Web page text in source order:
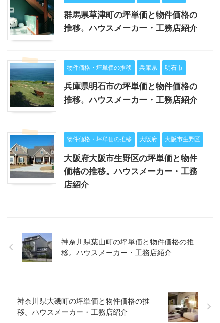
群馬県草津町の坪単価と物件価格の
推移。ハウスメーカー・工務店紹介
物件価格・坪単価の推移 兵庫県 明石市
兵庫県明石市の坪単価と物件価格の
推移。ハウスメーカー・工務店紹介
物件価格・坪単価の推移 大阪府 大阪市生野区
大阪府大阪市生野区の坪単価と物件
価格の推移。ハウスメーカー・工務
店紹介
神奈川県葉山町の坪単価と物件価格の推
移。ハウスメーカー・工務店紹介
神奈川県大磯町の坪単価と物件価格の推
移。ハウスメーカー・工務店紹介